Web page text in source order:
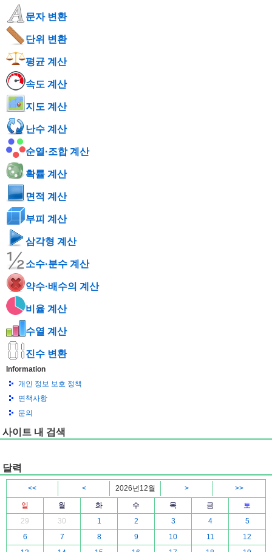
문자 변환
단위 변환
평균 계산
속도 계산
지도 계산
난수 계산
순열·조합 계산
확률 계산
면적 계산
부피 계산
삼각형 계산
소수·분수 계산
약수·배수의 계산
비율 계산
수열 계산
진수 변환
Information
개인 정보 보호 정책
면책사항
문의
사이트 내 검색
달력
<< < 2026년12월 >
>>
일
월 화 수 목 금
토
29
30 1 2 3 4
5
6
7 8 9 10 11
12